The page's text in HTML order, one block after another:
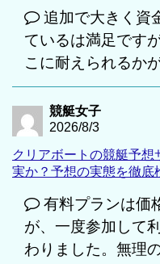
追加で大きく資
ているは満足です
こに耐えられるか
競艇女子
2026/8/3
クリアボートの競艇予
実か？予想の実態を徹底
有料プランは価
が、一度参加して
わりました。無理